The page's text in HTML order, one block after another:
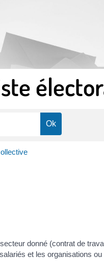
donné (contrat de
et les organisations